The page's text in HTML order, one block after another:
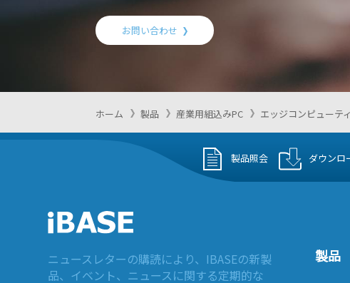
お問い合わせ
ホーム 製品 産業用組込みPC エッジコンピューテ
製品照会 ダウンロ
ニュースレターの購読により、IBASEの新製
品、イベント、ニュースに関する定期的な
製品